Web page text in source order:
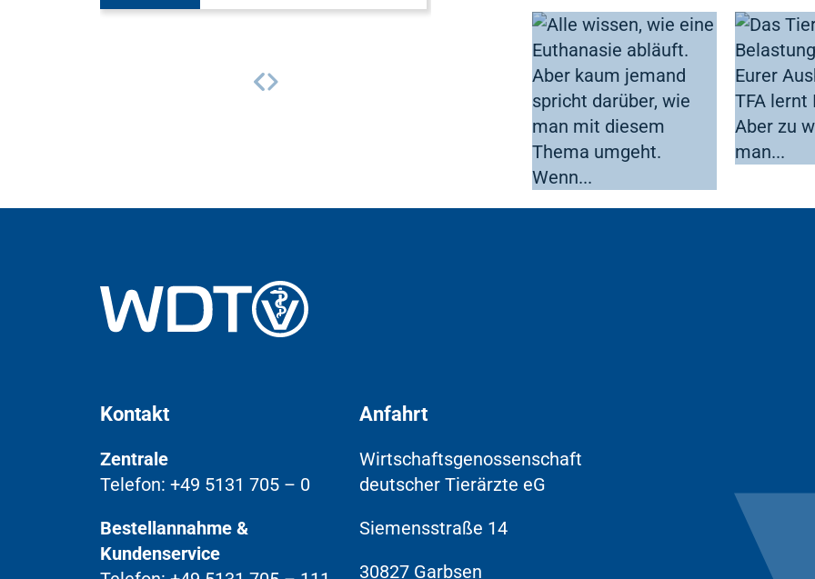
Kontakt
Zentrale
Telefon: +49 5131 705 – 0
Bestellannahme &
Kundenservice
Anfahrt
Wirtschaftsgenossenschaft
deutscher Tierärzte eG
Siemensstraße 14
30827 Garbsen